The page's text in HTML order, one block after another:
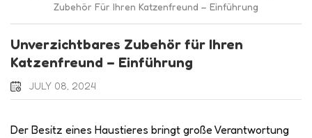
Zubehör Für Ihren Katzenfreund – Einführung
Unverzichtbares Zubehör für Ihren
Katzenfreund – Einführung
JULY 08, 2024
Der Besitz eines Haustieres bringt große Verantwortung